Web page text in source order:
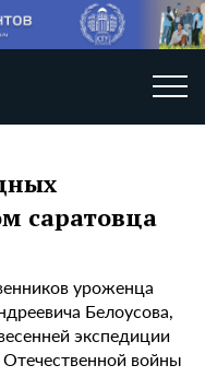
саратовца
уроженца
Белоусова,
экспедиции
войны